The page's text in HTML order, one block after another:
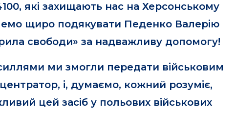
які захищають нас на Херсонському
щиро подякувати Педенко Валерію
свободи» за надважливу допомогу!
ми змогли передати військовим
і, думаємо, кожний розуміє,
цей засіб у польових військових